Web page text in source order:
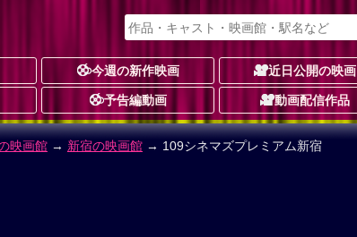
今週の新作映画 近日公開の映画
予告編動画 動画配信作品
映画館 → 新宿の映画館 → 109シネマズプレミアム新宿